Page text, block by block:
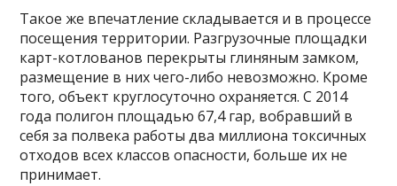
Такое же впечатление складывается и в процессе
посещения территории. Разгрузочные площадки
карт-котлованов перекрыты глиняным замком,
размещение в них чего-либо невозможно. Кроме
того, объект круглосуточно охраняется. С 2014
года полигон площадью 67,4 гар, вобравший в
себя за полвека работы два миллиона токсичных
отходов всех классов опасности, больше их не
принимает.